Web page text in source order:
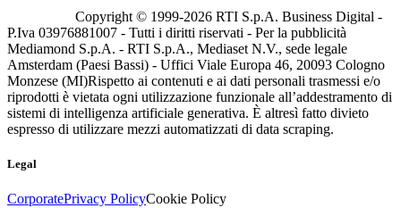
Copyright © 1999-2026 RTI S.p.A. Business Digital -
P.Iva 03976881007 - Tutti i diritti riservati - Per la pubblicità
Mediamond S.p.A. - RTI S.p.A., Mediaset N.V., sede legale
Amsterdam (Paesi Bassi) - Uffici Viale Europa 46, 20093 Cologno
Monzese (MI)Rispetto ai contenuti e ai dati personali trasmessi e/o
riprodotti è vietata ogni utilizzazione funzionale all’addestramento di
sistemi di intelligenza artificiale generativa. È altresì fatto divieto
espresso di utilizzare mezzi automatizzati di data scraping.
Legal
CorporatePrivacy PolicyCookie Policy